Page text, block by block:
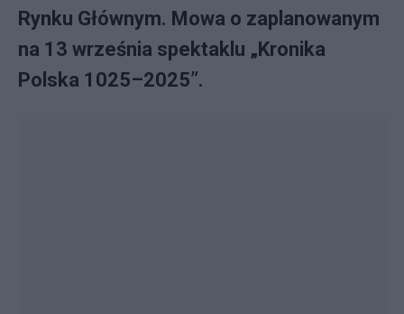
Rynku Głównym. Mowa o zaplanowanym
na 13 września spektaklu „Kronika
Polska 1025–2025”.